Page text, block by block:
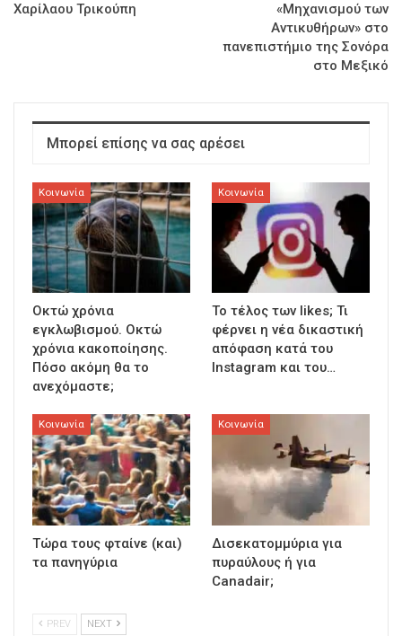
Χαρίλαου Τρικούπη
«Μηχανισμού των
Αντικυθήρων» στο
πανεπιστήμιο της Σονόρα
στο Μεξικό
Μπορεί επίσης να σας αρέσει
Κοινωνία
Οκτώ χρόνια
εγκλωβισμού. Οκτώ
χρόνια κακοποίησης.
Πόσο ακόμη θα το
ανεχόμαστε;
Κοινωνία
To τέλος των likes; Τι
φέρνει η νέα δικαστική
απόφαση κατά του
Instagram και του…
Κοινωνία
Τώρα τους φταίνε (και)
τα πανηγύρια
Κοινωνία
Δισεκατομμύρια για
πυραύλους ή για
Canadair;
PREV NEXT